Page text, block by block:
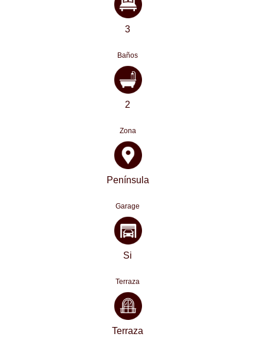
3
Baños
2
Zona
Península
Garage
Si
Terraza
Terraza